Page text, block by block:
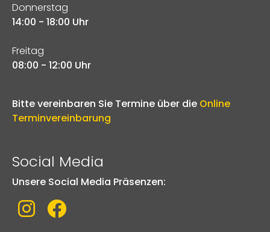
Donnerstag
14:00 - 18:00 Uhr
Freitag
08:00 - 12:00 Uhr
Bitte vereinbaren Sie Termine über die Online
Terminvereinbarung
Social Media
Unsere Social Media Präsenzen:
Link zu Instagram
Link zu Facebook